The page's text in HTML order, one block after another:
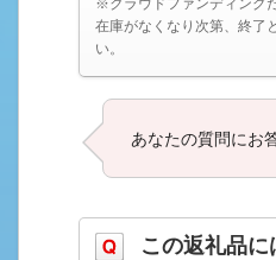
在庫がなくなり次第、終了
い。
あなたの質問にお
この返礼品